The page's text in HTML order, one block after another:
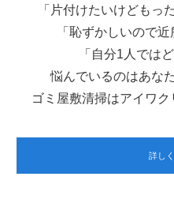
「片付けたいけどもっ
「恥ずかしいので
「自分1人では
悩んでいるのはあな
ゴミ屋敷清掃はアイワク
詳し